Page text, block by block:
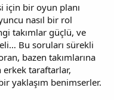
için bir oyun planı
nasıl bir rol
takımlar güçlü, ve
Bu soruları sürekli
bazen takımlarına
taraftarlar,
yaklaşım benimserler.